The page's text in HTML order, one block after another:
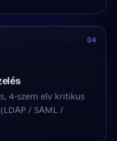
04
4-szem elv kritikus
/ SAML /